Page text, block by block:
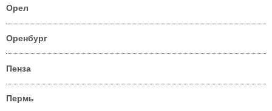
Орел
Оренбург
Пенза
Пермь